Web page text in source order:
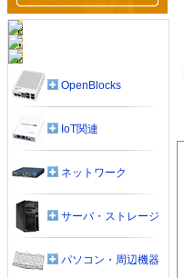
OpenBlocks
IoT関連
ネットワーク
サーバ・ストレージ
パソコン・周辺機器